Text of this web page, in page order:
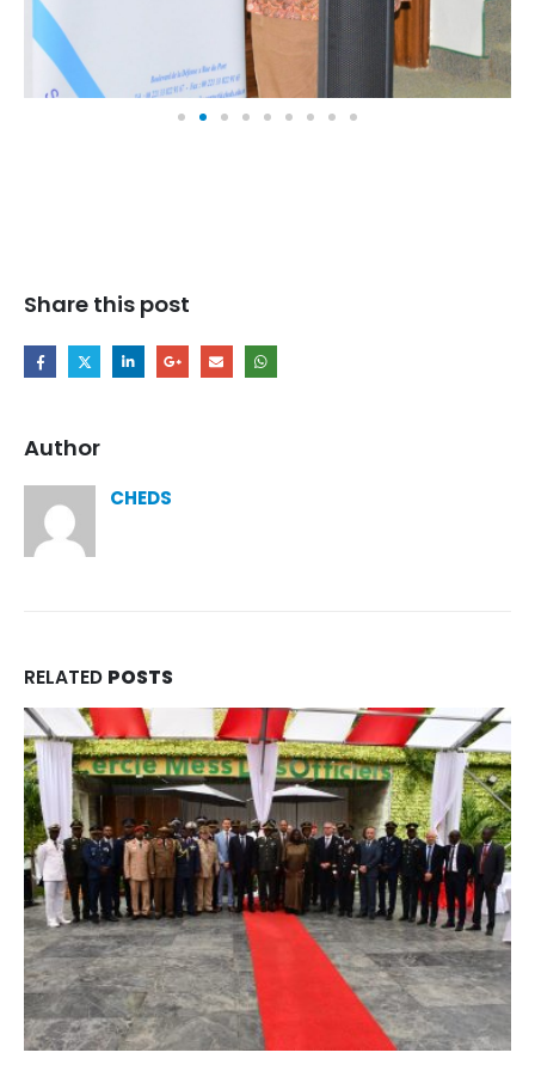
Share this post
Author
CHEDS
RELATED POSTS